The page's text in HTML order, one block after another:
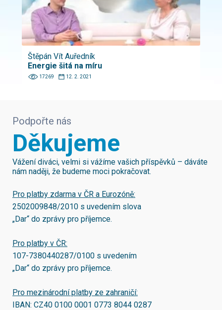
Štěpán Vít Auředník
Energie šitá na míru
17269 12. 2. 2021
Podpořte nás
Děkujeme
Vážení diváci, velmi si vážíme vašich příspěvků – dáváte
nám naději, že budeme moci pokračovat.
Pro platby zdarma v ČR a Eurozóně:
2502009848/2010 s uvedením slova
„Dar“ do zprávy pro příjemce.
Pro platby v ČR:
107-7380440287/0100 s uvedením
„Dar“ do zprávy pro příjemce.
Pro mezinárodní platby ze zahraničí:
IBAN: CZ40 0100 0001 0773 8044 0287